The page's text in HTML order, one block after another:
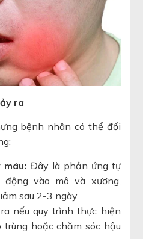
ra
bệnh nhân có thể đối
Đây là phản ứng tự
vào mô và xương,
sau 2-3 ngày.
nếu quy trình thực hiện
hoặc chăm sóc hậu